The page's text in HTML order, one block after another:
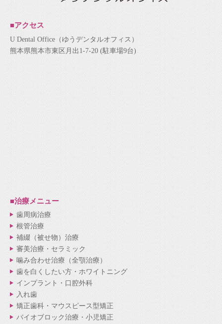
■アクセス
U Dental Office（ゆうデンタルオフィス）
熊本県熊本市東区月出1-7-20 (駐車場9台)
■治療メニュー
歯周病治療
根管治療
補綴（被せ物）治療
審美治療・セラミック
噛み合わせ治療（全顎治療）
歯を白くしたい方・ホワイトニング
インプラント・口腔外科
入れ歯
矯正歯科・マウスピース型矯正
バイオブロック治療・小児矯正